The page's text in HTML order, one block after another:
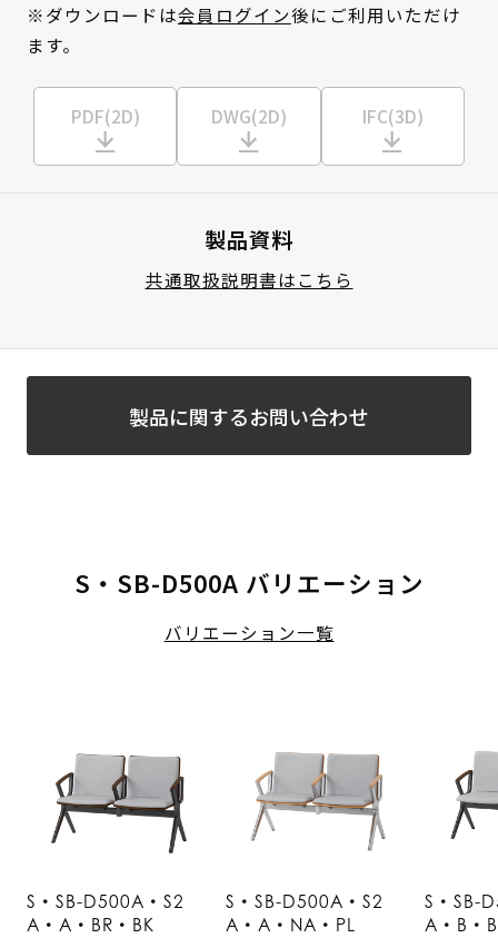
※ダウンロードは会員ログイン後にご利用いただけ
ます。
PDF(2D) DWG(2D) IFC(3D)
製品資料
共通取扱説明書はこちら
製品に関するお問い合わせ
S・SB-D500A バリエーション
バリエーション一覧
S・SB-D500A・S2
A・A・BR・BK
S・SB-D500A・S2
A・A・NA・PL
S・SB-
A・B・